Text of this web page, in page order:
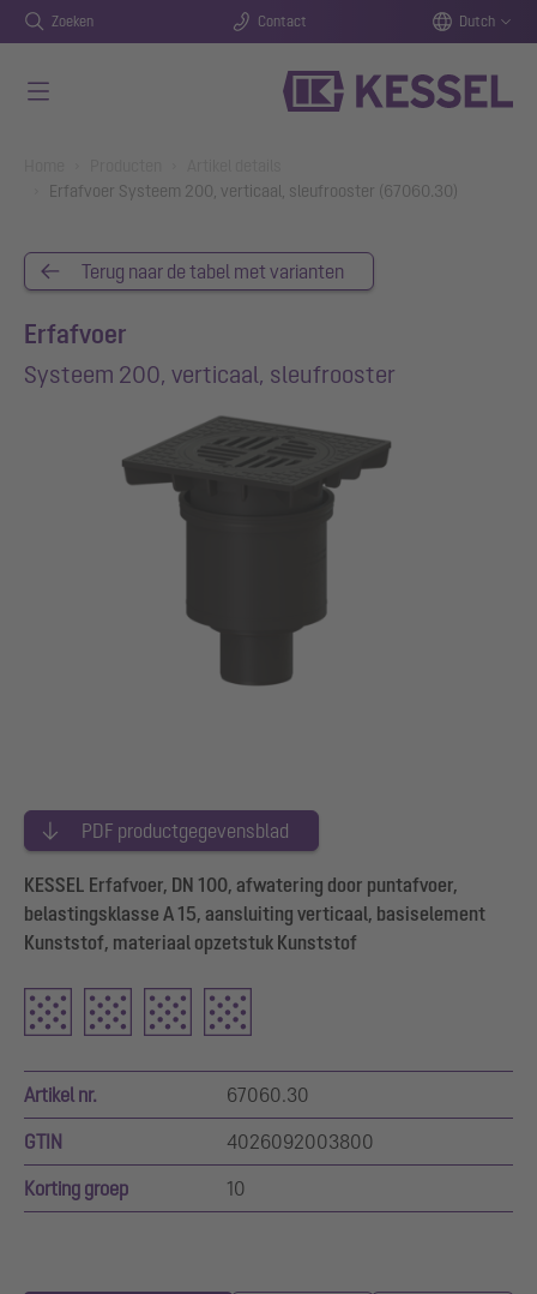
Zoeken Contact Dutch
Erfafvoer Systeem 200, verticaal, sleufrooster (67060.30)
Terug naar de tabel met varianten
Erfafvoer
Systeem 200, verticaal, sleufrooster
PDF productgegevensblad
KESSEL Erfafvoer, DN 100, afwatering door puntafvoer,
belastingsklasse A 15, aansluiting verticaal, basiselement
Kunststof, materiaal opzetstuk Kunststof
Artikel nr. 67060.30
GTIN 4026092003800
Korting groep 10